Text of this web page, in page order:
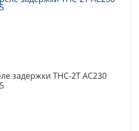
задержки THC-2T AC230